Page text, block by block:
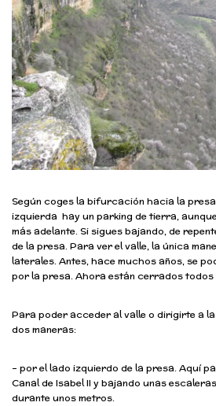
Según coges la bifurcación hacia la
izquierda hay un parking de tierra,
más adelante. Si sigues bajando, de
de la presa. Para ver el valle, la única
laterales. Antes, hace muchos años, se
por la presa. Ahora están cerrados todos
Para poder acceder al valle o dirigirte a
dos maneras:
– por el lado izquierdo de la presa. Aquí
Canal de Isabel II y bajando unas
durante unos metros.